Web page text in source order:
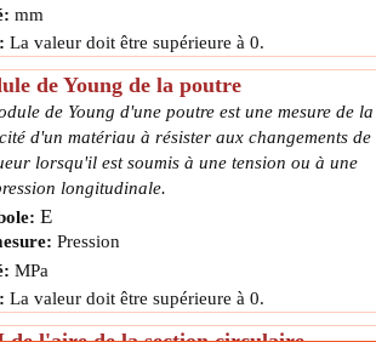
mm
La valeur doit être supérieure à 0.
de Young de la poutre
de Young d'une poutre est une mesure de la
d'un matériau à résister aux changements de
lorsqu'il est soumis à une tension ou à une
longitudinale.
E
Pression
MPa
La valeur doit être supérieure à 0.